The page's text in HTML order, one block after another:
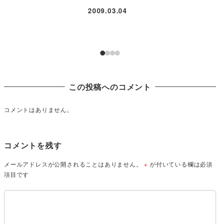
2009.03.04
この投稿へのコメント
コメントはありません。
コメントを残す
メールアドレスが公開されることはありません。 ※ が付いている欄は必須
項目です